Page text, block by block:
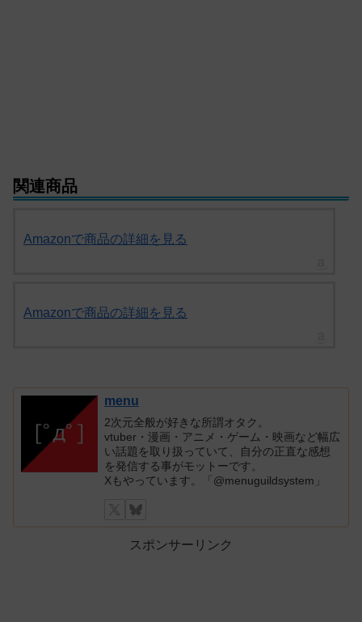
関連商品
Amazonで商品の詳細を見る
Amazonで商品の詳細を見る
menu
2次元全般が好きな所謂オタク。
vtuber・漫画・アニメ・ゲーム・映画など幅広
い話題を取り扱っていて、自分の正直な感想
を発信する事がモットーです。
Xもやっています。「@menuguildsystem」
スポンサーリンク